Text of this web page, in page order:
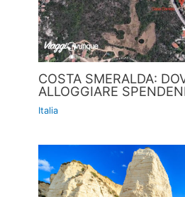
COSTA SMERALDA:
ALLOGGIARE
Italia